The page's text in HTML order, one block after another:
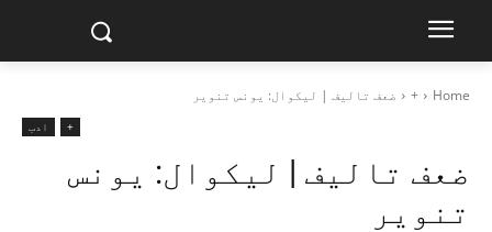
Home
+ ضعف تالیف | لیکوال: یونس تنویر
+ ادب
ضعف تالیف | لیکوال: یونس
تنویر